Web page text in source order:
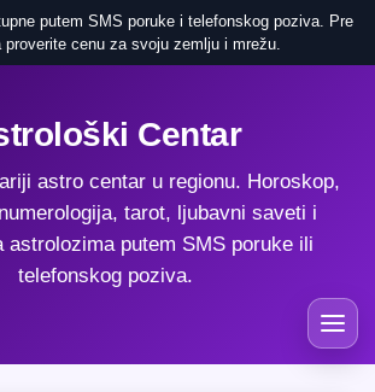
putem SMS poruke i telefonskog poziva. Pre
proverite cenu za svoju zemlju i mrežu.
Centar
astro centar u regionu. Horoskop,
tarot, ljubavni saveti i
astrolozima putem SMS poruke ili
telefonskog poziva.